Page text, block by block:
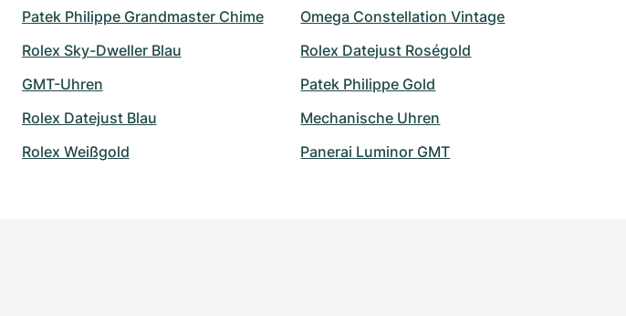
Patek Philippe Grandmaster Chime
Rolex Sky-Dweller Blau
GMT-Uhren
Rolex Datejust Blau
Rolex Weißgold
Omega Constellation Vintage
Rolex Datejust Roségold
Patek Philippe Gold
Mechanische Uhren
Panerai Luminor GMT